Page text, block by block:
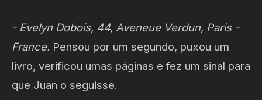
- Evelyn Dobois, 44, Aveneue Verdun, Paris -
France. Pensou por um segundo, puxou um
livro, verificou umas páginas e fez um sinal para
que Juan o seguisse.